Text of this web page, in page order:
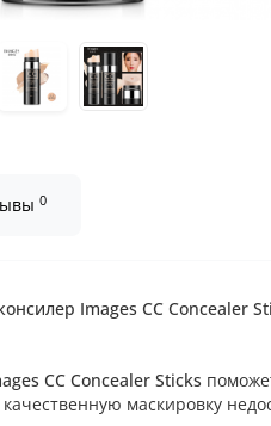
0
Images CC Concealer
CC Concealer Sticks
маскировку